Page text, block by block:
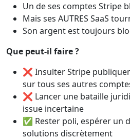
Un de ses comptes Stripe
Mais ses AUTRES SaaS
Son argent est toujours
Que peut-il faire ?
❌ Insulter Stripe
sur tous ses autres
❌ Lancer une bataille
issue incertaine
✅ Rester poli, espérer un
solutions discrètement